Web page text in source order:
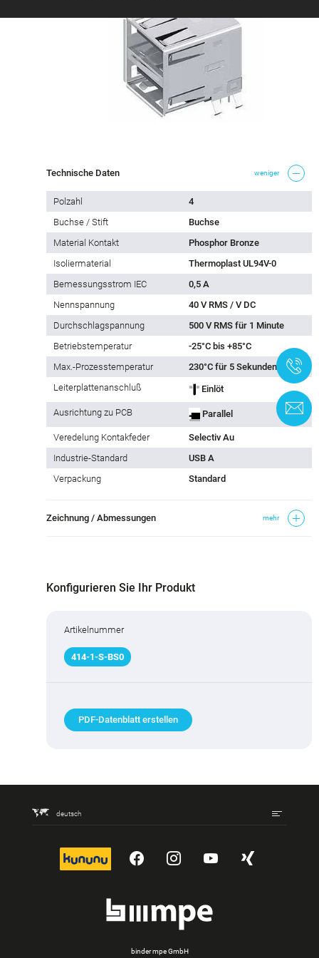
Technische Daten weniger
Polzahl
4
Buchse / Stift
Buchse
Material Kontakt
Phosphor Bronze
Isoliermaterial
Thermoplast UL94V-0
Bemessungsstrom IEC
0,5 A
Nennspannung
40 V RMS / V DC
Durchschlagspannung
500 V RMS für 1 Minute
Betriebstemperatur
-25°C bis +85°C
Max.-Prozesstemperatur
230°C für 5 Sekunden
Leiterplattenanschluß
Einlöt
Ausrichtung zu PCB Parallel
Veredelung Kontakfeder
Selectiv Au
Industrie-Standard
USB A
Verpackung
Standard
Zeichnung / Abmessungen mehr
Konfigurieren Sie Ihr Produkt
Artikelnummer
414-1-S-BS0
PDF-Datenblatt erstellen
deutsch
kununu YouTubeInstagram
YouTubeXing
binder mpe GmbH